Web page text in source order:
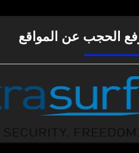
الحجب عن المواقع